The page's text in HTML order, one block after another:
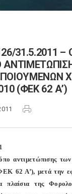
31.5.2011 –
(ΦΕΚ 62 Α’)
αντιμετώπισης
62 Α’), μετά την
της